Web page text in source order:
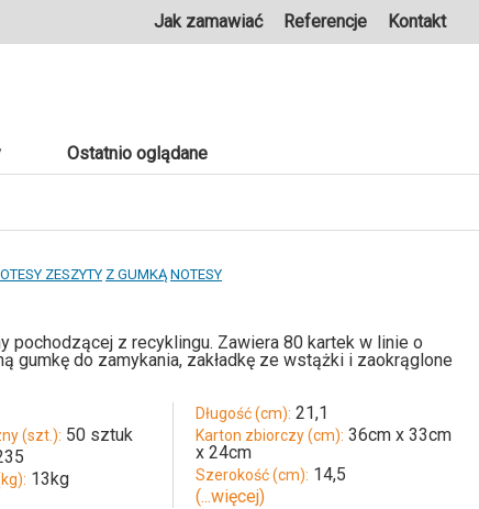
Jak zamawiać Referencje Kontakt
Ostatnio oglądane
ZESZYTY Z GUMKĄ NOTESY
pochodzącej z recyklingu. Zawiera 80 kartek w linie o
gumkę do zamykania, zakładkę ze wstążki i zaokrąglone
(szt.): 50 sztuk
13kg
Długość (cm): 21,1
Karton zbiorczy (cm):
x 24cm
Szerokość (cm): 14,5
(...więcej)